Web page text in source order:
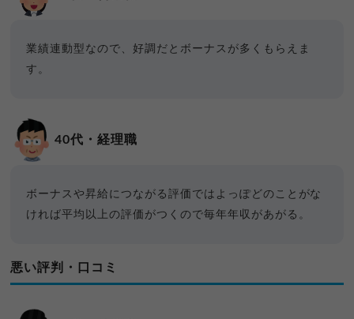
業績連動型なので、好調だとボーナスが多くもらえま
す。
40代・経理職
ボーナスや昇給につながる評価ではよっぽどのことがな
ければ平均以上の評価がつくので毎年年収があがる。
悪い評判・口コミ